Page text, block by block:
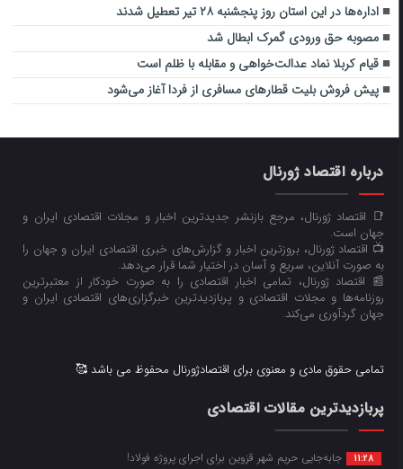
اداره‌ها در این استان روز پنجشنبه ۲۸ تیر تعطیل شدند
مصوبه حق ورودی گمرک ابطال شد
قیام کربلا نماد عدالت‌خواهی و مقابله با ظلم است
پیش فروش بلیت قطارهای مسافری از فردا آغاز می‌شود
درباره اقتصاد ژورنال
📑 اقتصاد ژورنال، مرجع بازنشر جدیدترین اخبار و مجلات اقتصادی ایران و
جهان است.
📺 اقتصاد ژورنال، بروزترین اخبار و گزارش‌های خبری اقتصادی ایران و جهان را
به صورت آنلاین، سریع و آسان در اختیار شما قرار می‌‌دهد.
📰 اقتصاد ژورنال، تمامی اخبار اقتصادی را به صورت خودکار از معتبرترین
روزنامه‌ها و مجلات اقتصادی و پربازدیدترین خبرگزاری‌های اقتصادی ایران و
جهان گردآوری می‌کند.
تمامی حقوق مادی و معنوی برای اقتصادژورنال محفوظ می باشد 🥰
پربازدیدترین مقالات اقتصادی
11:28 جابه‌جایی حریم شهر قزوین برای اجرای پروژه فولاد!